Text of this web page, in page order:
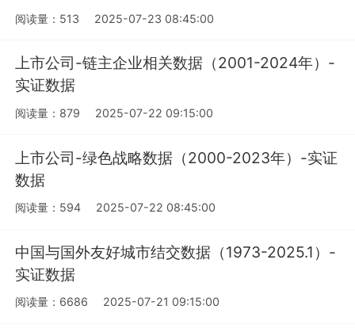
阅读量：513 2025-07-23 08:45:00
上市公司-链主企业相关数据（2001-2024年）-
实证数据
阅读量：879 2025-07-22 09:15:00
上市公司-绿色战略数据（2000-2023年）-实证
数据
阅读量：594 2025-07-22 08:45:00
中国与国外友好城市结交数据（1973-2025.1）-
实证数据
阅读量：6686 2025-07-21 09:15:00